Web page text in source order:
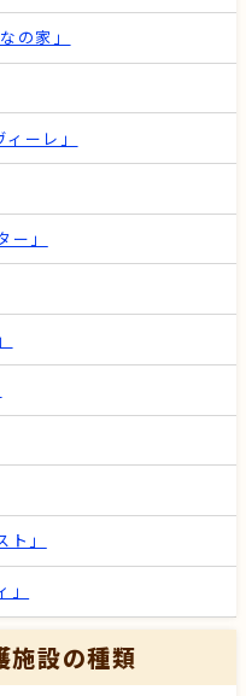
の家」
ーレ」
」
」
施設の種類